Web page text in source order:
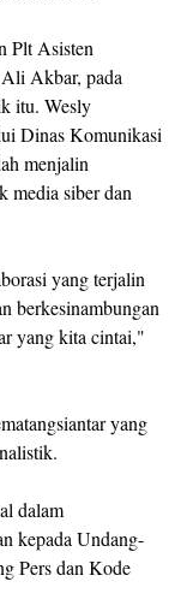
Plt Asisten
Akbar, pada
itu. Wesly
Dinas Komunikasi
menjalin
media siber dan
yang terjalin
berkesinambungan
yang kita cintai,"
yang
dalam
kepada Undang-
Pers dan Kode